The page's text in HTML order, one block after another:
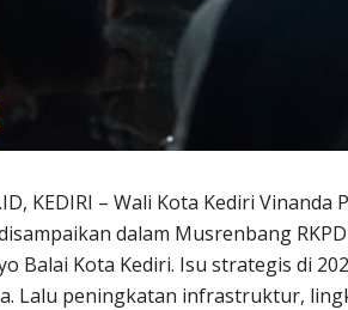
KEDIRI – Wali Kota Kediri
dalam Musrenbang
Balai Kota Kediri. Isu strategis di
Lalu peningkatan infrastruktur,